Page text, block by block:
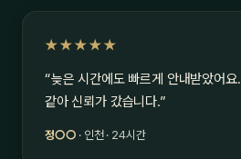
★★★★★
“늦은 시간에도 빠르게 안내받았어
같아 신뢰가 갔습니다.”
정○○ · 인천 · 24시간